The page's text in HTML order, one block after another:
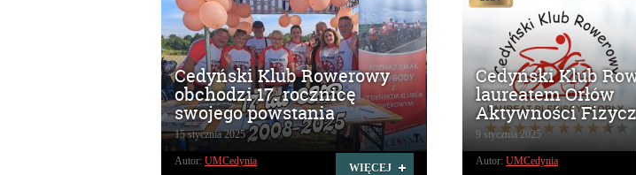
Cedyński Klub Rowerowy
obchodzi 17. rocznicę
swojego powstania
15 stycznia 2025
WIĘCEJ
Autor: UMCedynia
Cedyński Klub
laureatem Orłów
Aktywności
9 stycznia 2025
Autor: UMCedynia